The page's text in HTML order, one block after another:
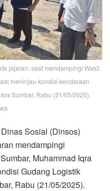
jajaran, saat mendampingi Wakil
meninjau kondisi kendaraan
Sumbar, Rabu (21/05/2025).
Sosial (Dinsos)
mendampingi
Muhammad Iqra
Gudang Logistik
Rabu (21/05/2025).